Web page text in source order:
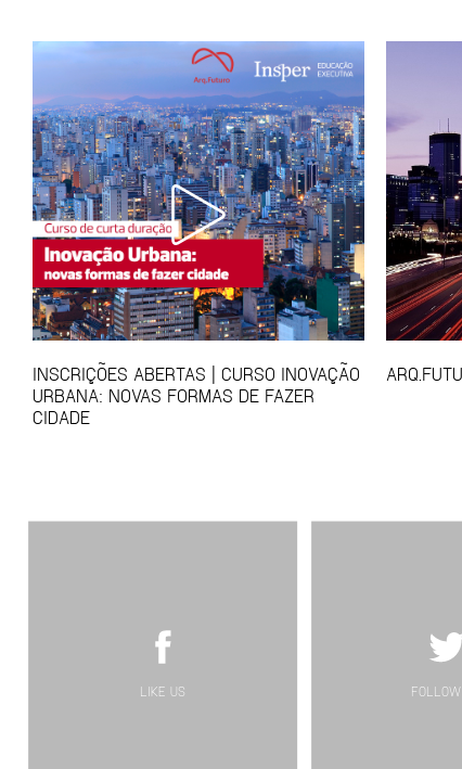
INSCRIÇÕES ABERTAS | CURSO INOVAÇÃO
URBANA: NOVAS FORMAS DE FAZER
CIDADE
LIKE US